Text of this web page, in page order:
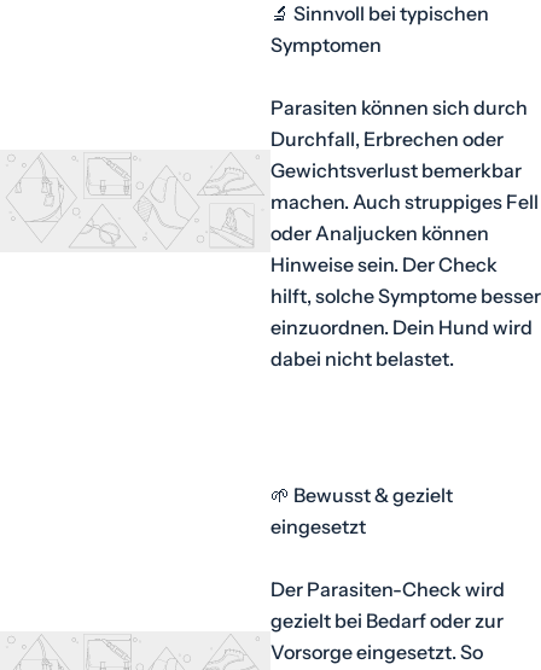
🔬 Sinnvoll bei typischen
Symptomen
Parasiten können sich durch
Durchfall, Erbrechen oder
Gewichtsverlust bemerkbar
machen. Auch struppiges Fell
oder Analjucken können
Hinweise sein. Der Check
hilft, solche Symptome besser
einzuordnen. Dein Hund wird
dabei nicht belastet.
🌱 Bewusst & gezielt
eingesetzt
Der Parasiten-Check wird
gezielt bei Bedarf oder zur
Vorsorge eingesetzt. So